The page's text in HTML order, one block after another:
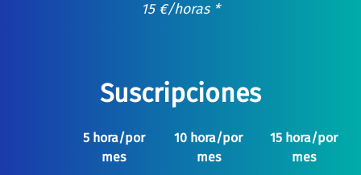
15 €/horas *
Suscripciones
5 hora/por
mes
10 hora/por
mes
15 hora/por
mes